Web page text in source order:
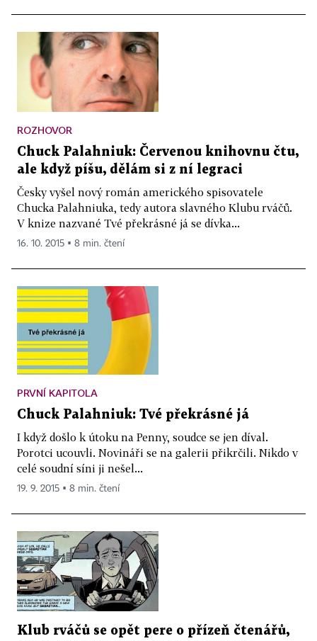
ROZHOVOR
Chuck Palahniuk: Červenou knihovnu čtu,
ale když píšu, dělám si z ní legraci
Česky vyšel nový román amerického spisovatele
Chucka Palahniuka, tedy autora slavného Klubu rváčů.
V knize nazvané Tvé překrásné já se dívka...
16. 10. 2015 ▪ 8 min. čtení
PRVNÍ KAPITOLA
Chuck Palahniuk: Tvé překrásné já
I když došlo k útoku na Penny, soudce se jen díval.
Porotci ucouvli. Novináři se na galerii přikrčili. Nikdo v
celé soudní síni ji nešel...
19. 9. 2015 ▪ 8 min. čtení
Klub rváčů se opět pere o přízeň čtenářů,